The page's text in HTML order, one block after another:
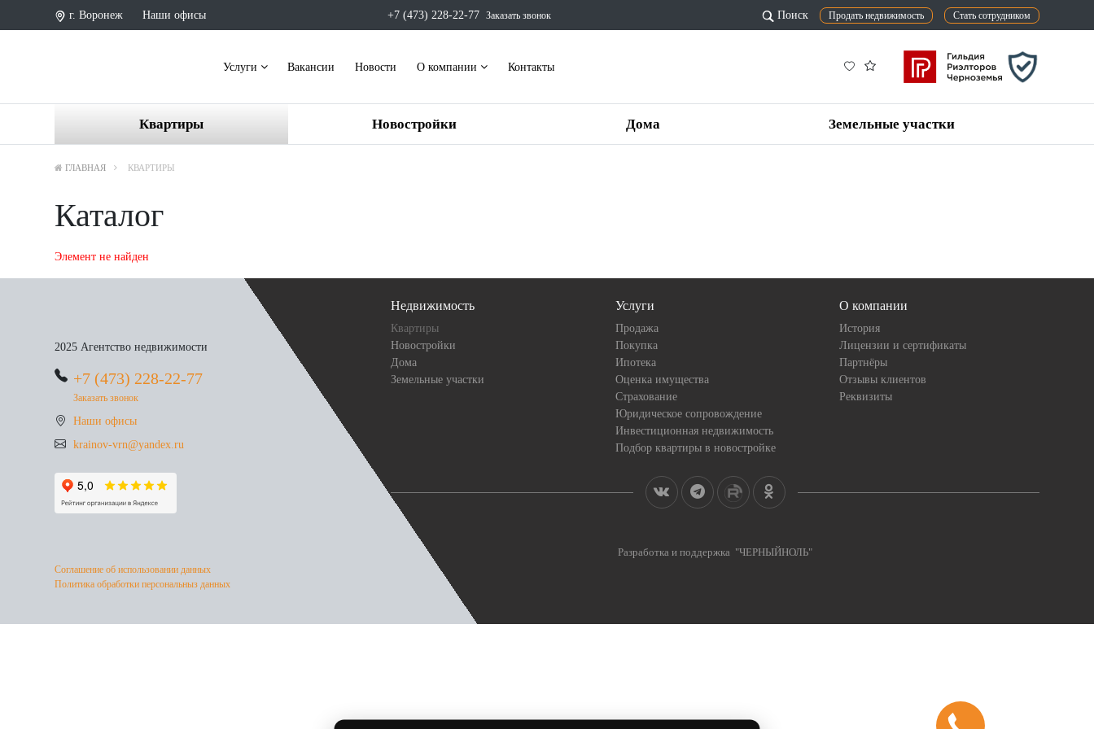
г. Воронеж Наши офисы +7 (473) 228-22-77 Заказать звонок Поиск Продать недвижимость Стать сотрудником
Услуги Вакансии Новости О компании Контакты
Квартиры Новостройки Дома Земельные участки
ГЛАВНАЯ КВАРТИРЫ
Каталог
Элемент не найден
2025 Агентство недвижимости
+7 (473) 228-22-77
Заказать звонок
Наши офисы
krainov-vrn@yandex.ru
Соглашение об использовании данных
Политика обработки персональныз данных
Недвижимость
Квартиры
Новостройки
Дома
Земельные участки
Услуги
Продажа
Покупка
Ипотека
Оценка имущества
Страхование
Юридическое сопровождение
Инвестиционная недвижимость
Подбор квартиры в новостройке
О компании
История
Лицензии и сертификаты
Партнёры
Отзывы клиентов
Реквизиты
Разработка и поддержка "ЧЕРНЫЙНОЛЬ"